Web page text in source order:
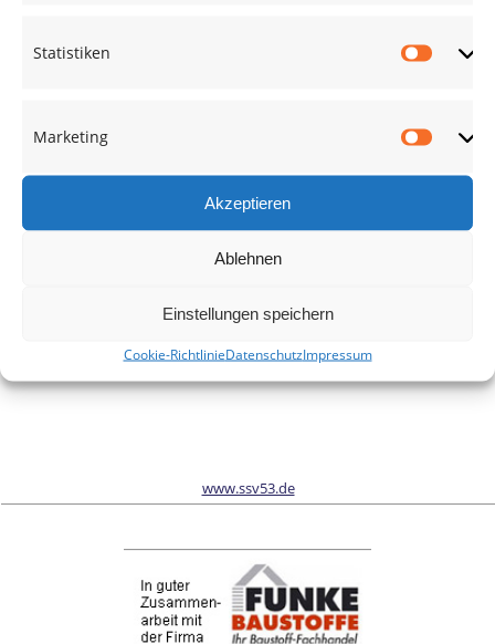
Statistiken
Marketing
Akzeptieren
Ablehnen
Einstellungen speichern
Cookie-RichtlinieDatenschutzImpressum
Website
diesem Browser für die nächste Kommentierung speichern.
Wir sind Sponsor vom Schönwalder Sportverein SSV53
www.ssv53.de